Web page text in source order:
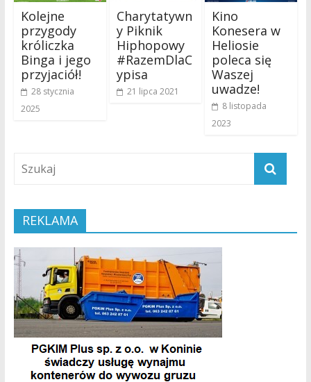
Kolejne
przygody
króliczka
Binga i jego
przyjaciół!
28 stycznia
2025
Charytatywn
y Piknik
Hiphopowy
#RazemDlaC
ypisa
21 lipca 2021
Kino
Konesera w
Heliosie
poleca się
Waszej
uwadze!
8 listopada
2023
REKLAMA